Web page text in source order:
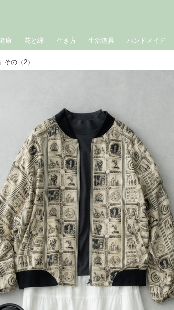
康 花と緑 生き方 生活道具 ハンドメイド
おしゃれのABC◇ 9月「羽織りもので秋を楽しむ」その（2）～ショート丈のアウター～ 現役スタイリストが、おしゃれの悩みを解決｜植村美智子